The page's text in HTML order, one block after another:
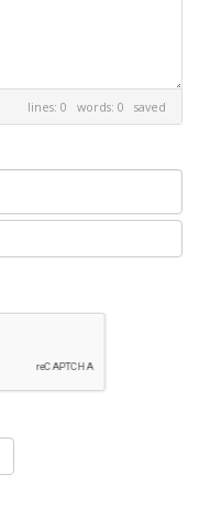
lines: 0 words: 0 saved